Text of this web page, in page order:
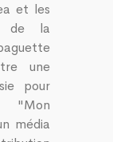
et les
de la
une
pour
"Mon
média